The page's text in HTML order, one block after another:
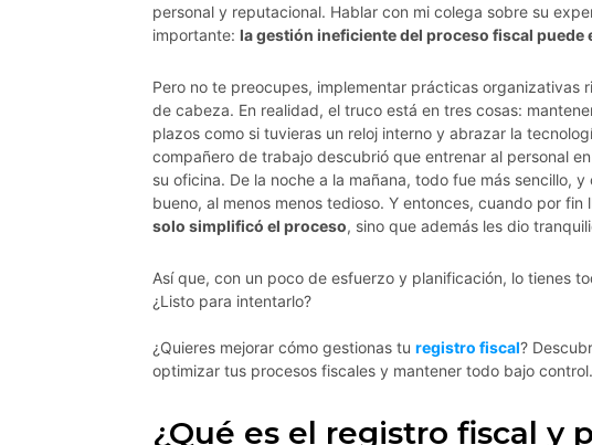
personal y reputacional. Hablar con mi colega sobre su
importante: la gestión ineficiente del proceso fiscal
Pero no te preocupes, implementar prácticas organizativas
de cabeza. En realidad, el truco está en tres cosas:
plazos como si tuvieras un reloj interno y abrazar la
compañero de trabajo descubrió que entrenar al personal
su oficina. De la noche a la mañana, todo fue más sencillo,
bueno, al menos menos tedioso. Y entonces, cuando por fin
solo simplificó el proceso, sino que además les dio
Así que, con un poco de esfuerzo y planificación, lo tienes
¿Listo para intentarlo?
¿Quieres mejorar cómo gestionas tu registro fiscal?
optimizar tus procesos fiscales y mantener todo bajo control.
¿Qué es el registro fiscal y